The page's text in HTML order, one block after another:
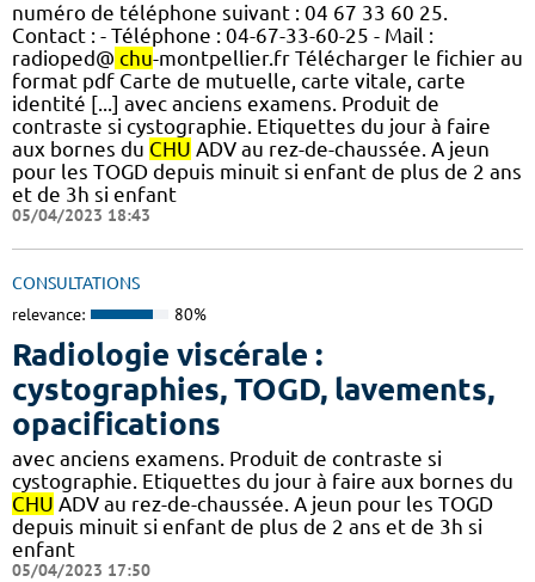
numéro de téléphone suivant : 04 67 33 60 25.
Contact : - Téléphone : 04-67-33-60-25 - Mail :
radioped@ chu-montpellier.fr Télécharger le fichier au
format pdf Carte de mutuelle, carte vitale, carte
identité [...] avec anciens examens. Produit de
contraste si cystographie. Etiquettes du jour à faire
aux bornes du CHU ADV au rez-de-chaussée. A jeun
pour les TOGD depuis minuit si enfant de plus de 2 ans
et de 3h si enfant
05/04/2023 18:43
CONSULTATIONS
relevance: 80%
Radiologie viscérale :
cystographies, TOGD, lavements,
opacifications
avec anciens examens. Produit de contraste si
cystographie. Etiquettes du jour à faire aux bornes du
CHU ADV au rez-de-chaussée. A jeun pour les TOGD
depuis minuit si enfant de plus de 2 ans et de 3h si
enfant
05/04/2023 17:50